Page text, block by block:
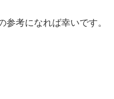
参考になれば幸いです。